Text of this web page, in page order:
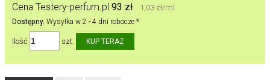
Cena Testery-perfum.pl 93 zł 1,03 zł/ml
Dostępny. Wysyłka w 2 - 4 dni robocze *
Ilość szt.